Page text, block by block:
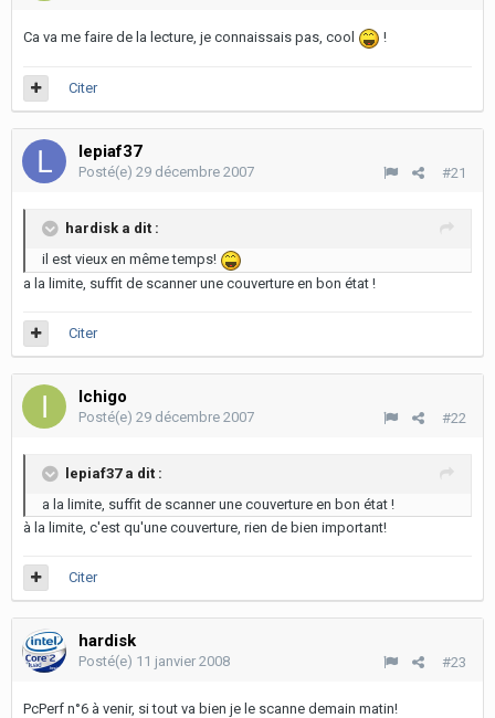
Ca va me faire de la lecture, je connaissais pas, cool !
Citer
lepiaf37
#21
Posté(e) 29 décembre 2007
hardisk a dit :
il est vieux en même temps!
a la limite, suffit de scanner une couverture en bon état !
Citer
Ichigo
#22
Posté(e) 29 décembre 2007
lepiaf37 a dit :
a la limite, suffit de scanner une couverture en bon état !
à la limite, c'est qu'une couverture, rien de bien important!
Citer
hardisk
#23
Posté(e) 11 janvier 2008
PcPerf n°6 à venir, si tout va bien je le scanne demain matin!